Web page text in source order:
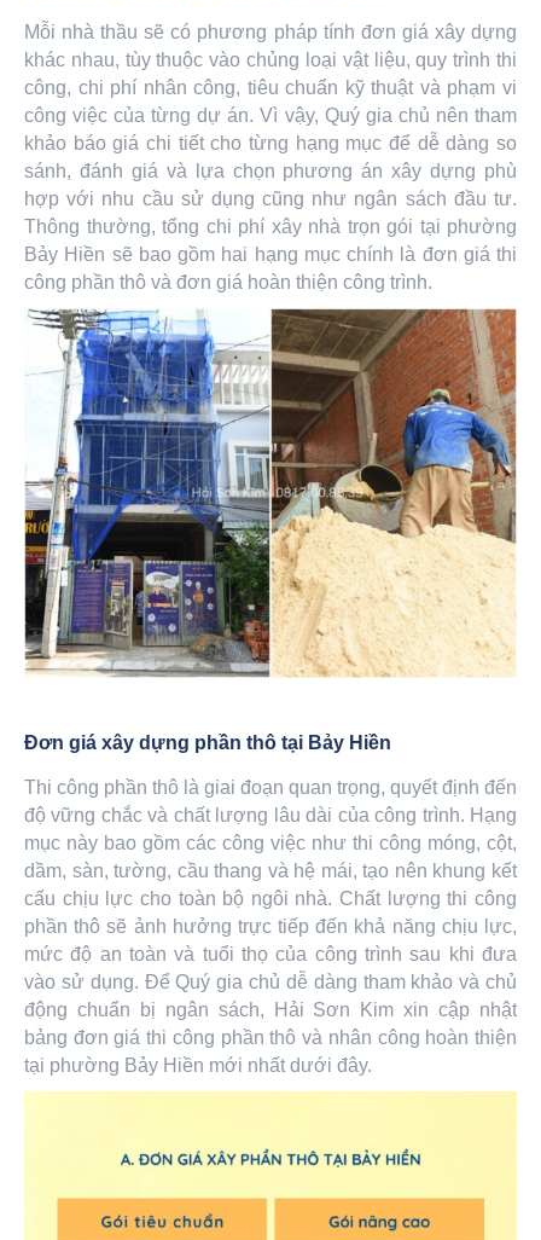
Mỗi nhà thầu sẽ có phương pháp tính đơn giá xây dựng
khác nhau, tùy thuộc vào chủng loại vật liệu, quy trình thi
công, chi phí nhân công, tiêu chuẩn kỹ thuật và phạm vi
công việc của từng dự án. Vì vậy, Quý gia chủ nên tham
khảo báo giá chi tiết cho từng hạng mục để dễ dàng so
sánh, đánh giá và lựa chọn phương án xây dựng phù
hợp với nhu cầu sử dụng cũng như ngân sách đầu tư.
Thông thường, tổng chi phí xây nhà trọn gói tại phường
Bảy Hiền sẽ bao gồm hai hạng mục chính là đơn giá thi
công phần thô và đơn giá hoàn thiện công trình.
Đơn giá xây dựng phần thô tại Bảy Hiền
Thi công phần thô là giai đoạn quan trọng, quyết định đến
độ vững chắc và chất lượng lâu dài của công trình. Hạng
mục này bao gồm các công việc như thi công móng, cột,
dầm, sàn, tường, cầu thang và hệ mái, tạo nên khung kết
cấu chịu lực cho toàn bộ ngôi nhà. Chất lượng thi công
phần thô sẽ ảnh hưởng trực tiếp đến khả năng chịu lực,
mức độ an toàn và tuổi thọ của công trình sau khi đưa
vào sử dụng. Để Quý gia chủ dễ dàng tham khảo và chủ
động chuẩn bị ngân sách, Hải Sơn Kim xin cập nhật
bảng đơn giá thi công phần thô và nhân công hoàn thiện
tại phường Bảy Hiền mới nhất dưới đây.